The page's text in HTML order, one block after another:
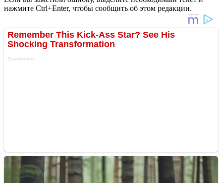
нажмите Ctrl+Enter, чтобы сообщить об этом редакции.